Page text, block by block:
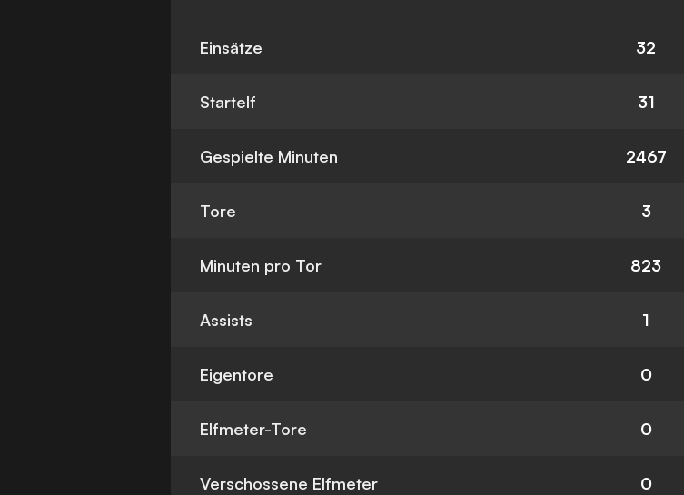
Einsätze 32
Startelf 31
Gespielte Minuten 2467
Tore 3
Minuten pro Tor 823
Assists 1
Eigentore 0
Elfmeter-Tore 0
Verschossene Elfmeter 0